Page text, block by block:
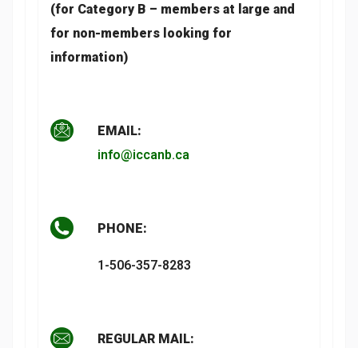
(for Category B – members at large and
for non-members looking for
information)
EMAIL:
info@iccanb.ca
PHONE:
1-506-357-8283
REGULAR MAIL: